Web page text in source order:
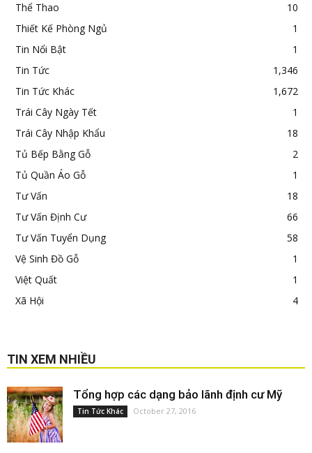
Thể Thao
10
Thiết Kế Phòng Ngủ
1
Tin Nổi Bật
1
Tin Tức
1,346
Tin Tức Khác
1,672
Trái Cây Ngày Tết
1
Trái Cây Nhập Khẩu
18
Tủ Bếp Bằng Gỗ
2
Tủ Quần Áo Gỗ
1
Tư Vấn
18
Tư Vấn Định Cư
66
Tư Vấn Tuyển Dụng
58
Vệ Sinh Đồ Gỗ
1
Việt Quất
1
Xã Hội
4
TIN XEM NHIỀU
Tổng hợp các dạng bảo lãnh định cư Mỹ
Tin Tức Khác October 27, 2016